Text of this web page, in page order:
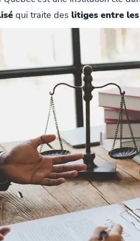
qui traite des litiges entre